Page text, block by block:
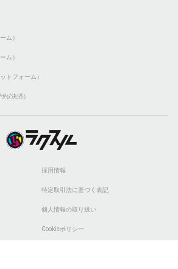
ム）
ム）
トフォーム）
/決済）
採用情報
特定取引法に基づく表記
個人情報の取り扱い
Cookieポリシー